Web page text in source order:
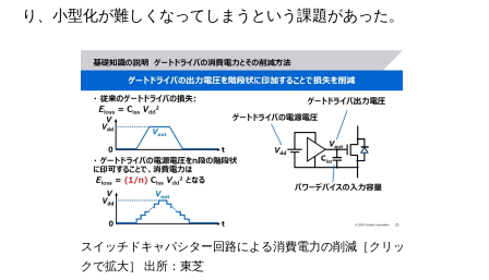
り、小型化が難しくなってしまうという課題があった。
スイッチドキャパシター回路による消費電力の削減［クリッ
クで拡大］ 出所：東芝